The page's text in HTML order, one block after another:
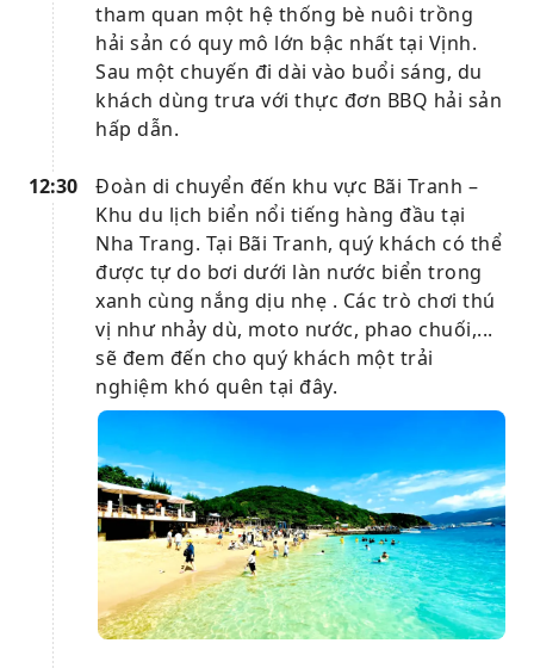
tham quan một hệ thống bè nuôi trồng
hải sản có quy mô lớn bậc nhất tại Vịnh.
Sau một chuyến đi dài vào buổi sáng, du
khách dùng trưa với thực đơn BBQ hải sản
hấp dẫn.
12:30
Đoàn di chuyển đến khu vực Bãi Tranh –
Khu du lịch biển nổi tiếng hàng đầu tại
Nha Trang. Tại Bãi Tranh, quý khách có thể
được tự do bơi dưới làn nước biển trong
xanh cùng nắng dịu nhẹ . Các trò chơi thú
vị như nhảy dù, moto nước, phao chuối,...
sẽ đem đến cho quý khách một trải
nghiệm khó quên tại đây.